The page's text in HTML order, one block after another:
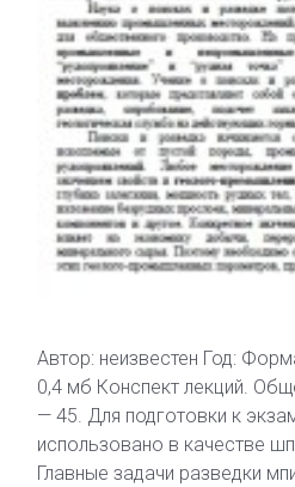
Автор: неизвестен Год:
0,4 мб Конспект лекций.
— 45. Для подготовки к
использовано в качестве
Главные задачи разведки